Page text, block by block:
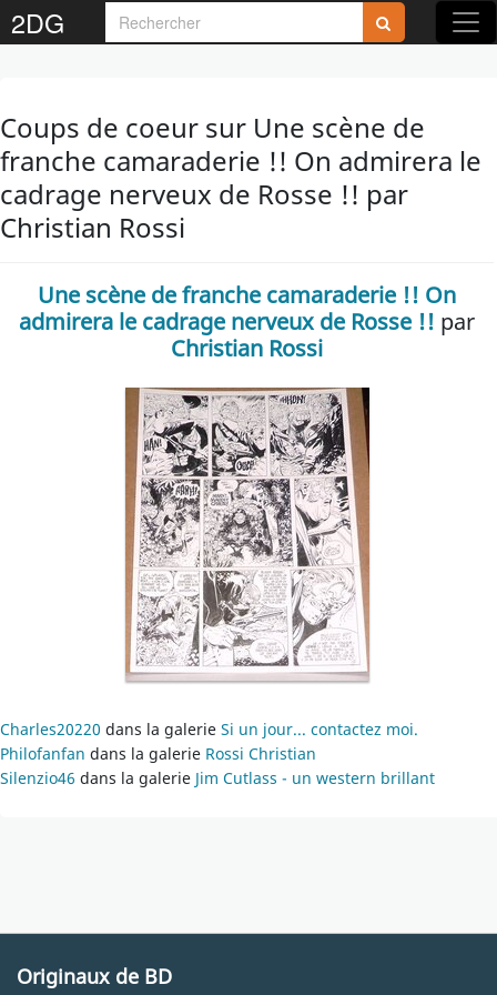
2DG
Coups de coeur sur Une scène de
franche camaraderie !! On admirera le
cadrage nerveux de Rosse !! par
Christian Rossi
Une scène de franche camaraderie !! On
admirera le cadrage nerveux de Rosse !! par
Christian Rossi
Charles20220 dans la galerie Si un jour... contactez moi.
Philofanfan dans la galerie Rossi Christian
Silenzio46 dans la galerie Jim Cutlass - un western brillant
Originaux de BD